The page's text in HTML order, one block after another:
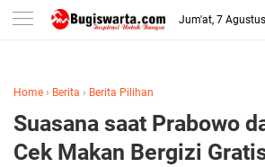
-->
Jum'at, 7
Home › Berita › Berita Pilihan
Suasana saat Prabowo
Cek Makan Bergizi